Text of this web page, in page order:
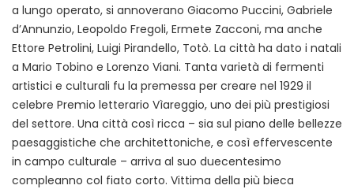
a lungo operato, si annoverano Giacomo Puccini, Gabriele
d’Annunzio, Leopoldo Fregoli, Ermete Zacconi, ma anche
Ettore Petrolini, Luigi Pirandello, Totò. La città ha dato i natali
a Mario Tobino e Lorenzo Viani. Tanta varietà di fermenti
artistici e culturali fu la premessa per creare nel 1929 il
celebre Premio letterario Vìareggio, uno dei più prestigiosi
del settore. Una città così ricca – sia sul piano delle bellezze
paesaggistiche che architettoniche, e così effervescente
in campo culturale – arriva al suo duecentesimo
compleanno col fiato corto. Vittima della più bieca